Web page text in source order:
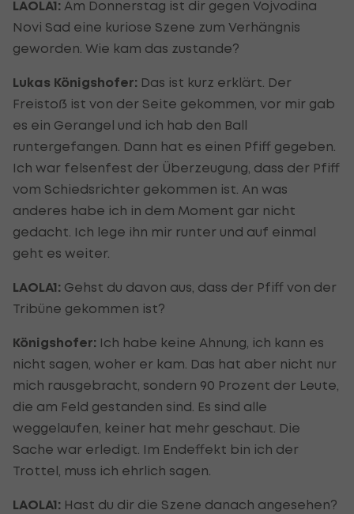
LAOLA1: Am Donnerstag ist dir gegen Vojvodina
Novi Sad eine kuriose Szene zum Verhängnis
geworden. Wie kam das zustande?
Lukas Königshofer: Das ist kurz erklärt. Der
Freistoß ist von der Seite gekommen, vor mir gab
es ein Gerangel und ich hab den Ball
runtergefangen. Dann hat es einen Pfiff gegeben.
Ich war felsenfest der Überzeugung, dass der Pfiff
vom Schiedsrichter gekommen ist. An was
anderes habe ich in dem Moment gar nicht
gedacht. Ich lege ihn mir runter und auf einmal
geht es weiter.
LAOLA1: Gehst du davon aus, dass der Pfiff von der
Tribüne gekommen ist?
Königshofer: Ich habe keine Ahnung, ich kann es
nicht sagen, woher er kam. Das hat aber nicht nur
mich rausgebracht, sondern 90 Prozent der Leute,
die am Feld gestanden sind. Es sind alle
weggelaufen, keiner hat mehr geschaut. Die
Sache war erledigt. Im Endeffekt bin ich der
Trottel, muss ich ehrlich sagen.
LAOLA1: Hast du dir die Szene danach angesehen?